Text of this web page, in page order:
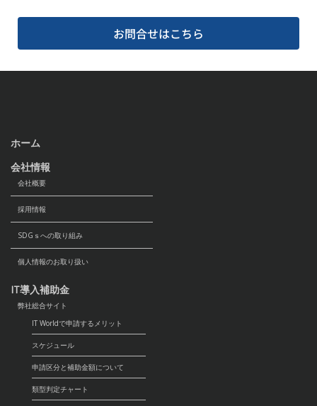
お問合せはこちら
ホーム
会社情報
会社概要
採用情報
SDGｓへの取り組み
個人情報のお取り扱い
IT導入補助金
弊社総合サイト
IT Worldで申請するメリット
スケジュール
申請区分と補助金額について
類型判定チャート